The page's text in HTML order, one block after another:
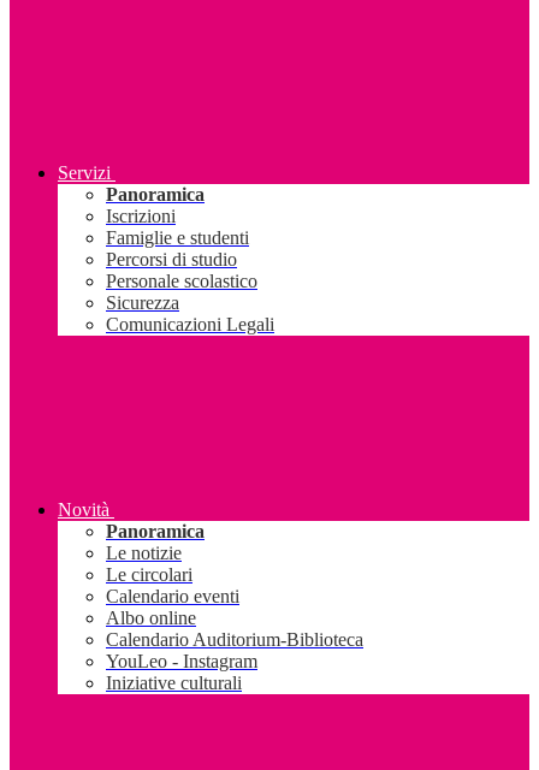
Servizi
Panoramica
Iscrizioni
Famiglie e studenti
Percorsi di studio
Personale scolastico
Sicurezza
Comunicazioni Legali
Novità
Panoramica
Le notizie
Le circolari
Calendario eventi
Albo online
Calendario Auditorium-Biblioteca
YouLeo - Instagram
Iniziative culturali